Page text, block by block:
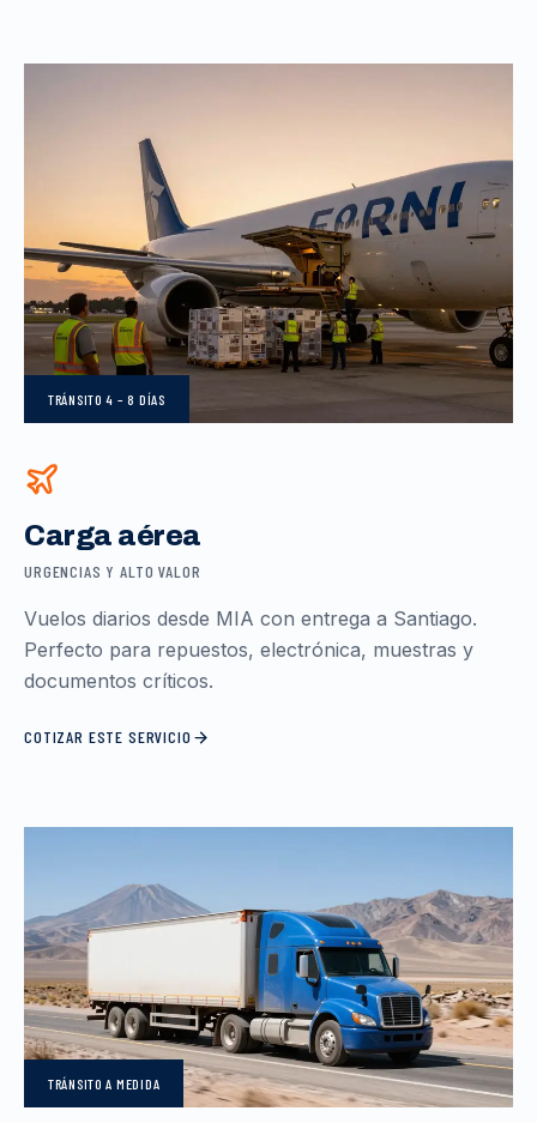
TRÁNSITO4 – 8 DÍAS
Carga aérea
URGENCIAS Y ALTO VALOR
Vuelos diarios desde MIA con entrega a Santiago.
Perfecto para repuestos, electrónica, muestras y
documentos críticos.
COTIZAR ESTE SERVICIO
TRÁNSITOA MEDIDA